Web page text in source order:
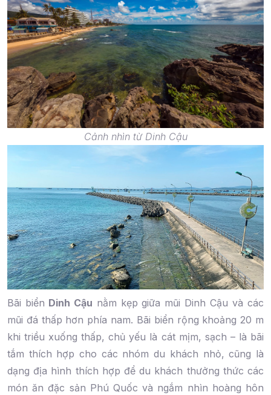
Cảnh nhìn từ Dinh Cậu
Bãi biển Dinh Cậu nằm kẹp giữa mũi Dinh Cậu và các
mũi đá thấp hơn phía nam. Bãi biển rộng khoảng 20 m
khi triều xuống thấp, chủ yếu là cát mịm, sạch – là bãi
tắm thích hợp cho các nhóm du khách nhỏ, cũng là
dạng địa hình thích hợp để du khách thưởng thức các
món ăn đặc sản Phú Quốc và ngắm nhìn hoàng hôn